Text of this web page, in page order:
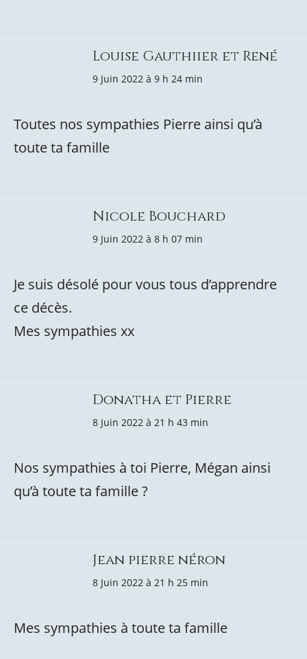
Louise Gauthiier et René
9 Juin 2022 à 9 h 24 min
Toutes nos sympathies Pierre ainsi qu’à
toute ta famille
Nicole Bouchard
9 Juin 2022 à 8 h 07 min
Je suis désolé pour vous tous d’apprendre
ce décès.
Mes sympathies xx
Donatha et Pierre
8 Juin 2022 à 21 h 43 min
Nos sympathies à toi Pierre, Mégan ainsi
qu’à toute ta famille ?
Jean pierre néron
8 Juin 2022 à 21 h 25 min
Mes sympathies à toute ta famille